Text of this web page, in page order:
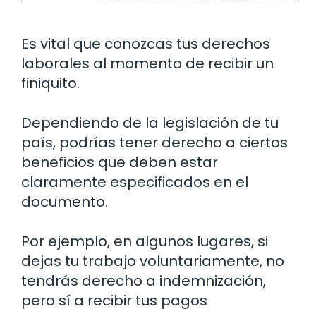
Es vital que conozcas tus derechos
laborales al momento de recibir un
finiquito.
Dependiendo de la legislación de tu
país, podrías tener derecho a ciertos
beneficios que deben estar
claramente especificados en el
documento.
Por ejemplo, en algunos lugares, si
dejas tu trabajo voluntariamente, no
tendrás derecho a indemnización,
pero sí a recibir tus pagos